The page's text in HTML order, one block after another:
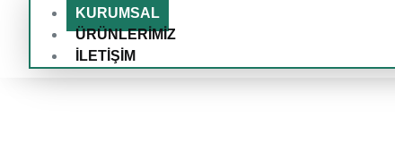
KURUMSAL
ÜRÜNLERİMİZ
İLETİŞİM